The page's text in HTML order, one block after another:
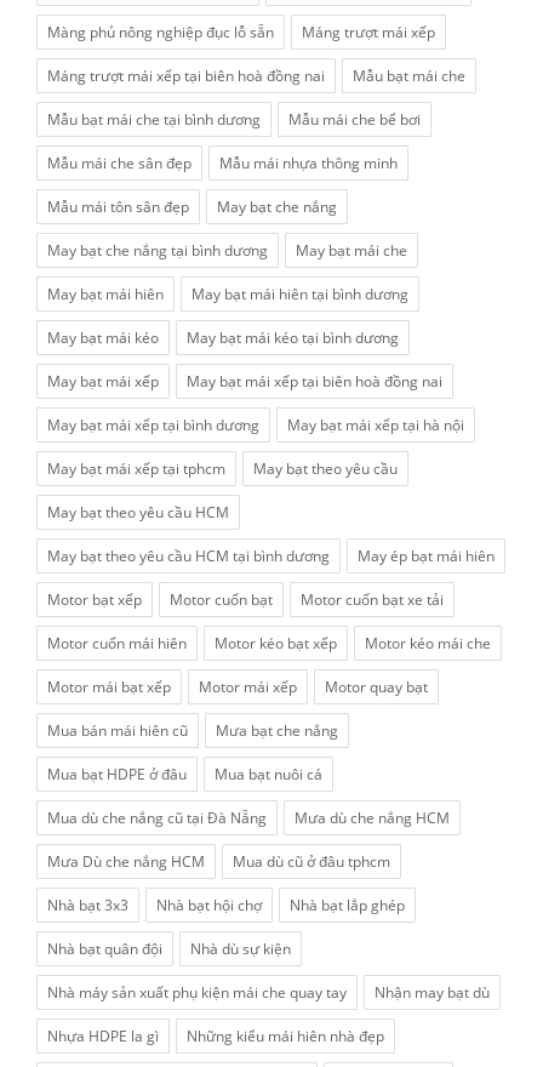
Màng phủ nông nghiệp đục lỗ sẵn Máng trượt mái xếp
Máng trượt mái xếp tại biên hoà đồng nai Mẫu bạt mái che
Mẫu bạt mái che tại bình dương Mẫu mái che bể bơi
Mẫu mái che sân đẹp Mẫu mái nhựa thông minh
Mẫu mái tôn sân đẹp May bạt che nắng
May bạt che nắng tại bình dương May bạt mái che
May bạt mái hiên May bạt mái hiên tại bình dương
May bạt mái kéo May bạt mái kéo tại bình dương
May bạt mái xếp May bạt mái xếp tại biên hoà đồng nai
May bạt mái xếp tại bình dương May bạt mái xếp tại hà nội
May bạt mái xếp tại tphcm May bạt theo yêu cầu
May bạt theo yêu cầu HCM
May bạt theo yêu cầu HCM tại bình dương May ép bạt mái hiên
Motor bạt xếp Motor cuốn bạt Motor cuốn bạt xe tải
Motor cuốn mái hiên Motor kéo bạt xếp Motor kéo mái che
Motor mái bạt xếp Motor mái xếp Motor quay bạt
Mua bán mái hiên cũ Mưa bạt che nắng
Mua bạt HDPE ở đâu Mua bạt nuôi cá
Mua dù che nắng cũ tại Đà Nẵng Mưa dù che nắng HCM
Mưa Dù che nắng HCM Mua dù cũ ở đâu tphcm
Nhà bạt 3x3 Nhà bạt hội chợ Nhà bạt lắp ghép
Nhà bạt quân đội Nhà dù sự kiện
Nhà máy sản xuất phụ kiện mái che quay tay Nhận may bạt dù
Nhựa HDPE la gì Những kiểu mái hiên nhà đẹp